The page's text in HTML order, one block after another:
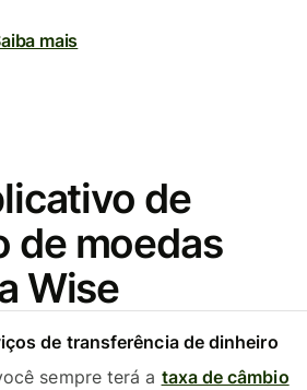
mais
de
de moedas
Wise
de transferência de dinheiro
sempre terá a taxa de câmbio